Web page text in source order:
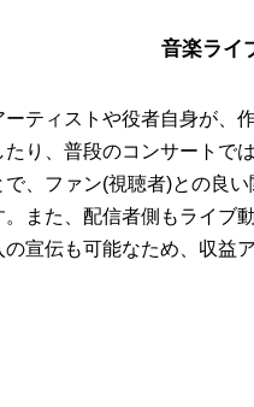
音楽ライ
ーティストや役者自身が、
たり、普段のコンサートで
で、ファン(視聴者)との良
。また、配信者側もライブ
の宣伝も可能なため、収益